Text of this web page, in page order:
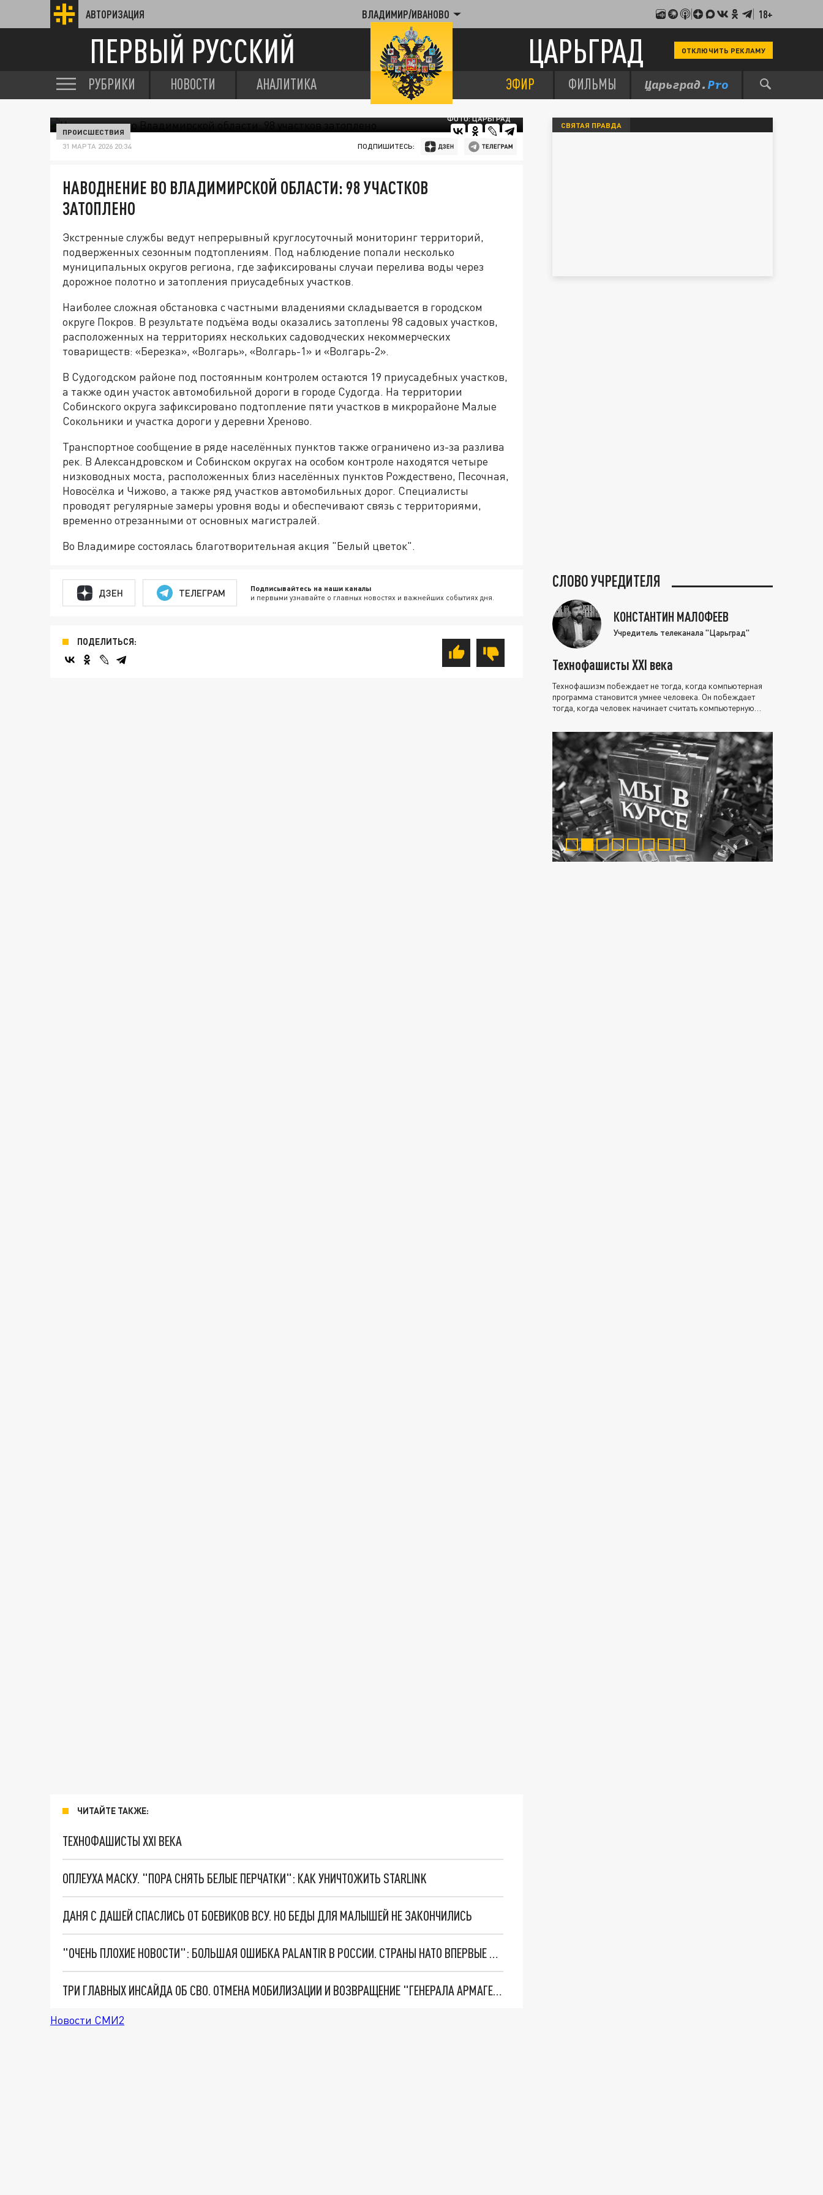
АВТОРИЗАЦИЯ ВЛАДИМИР/ИВАНОВО 18+
ПЕРВЫЙ РУССКИЙ ЦАРЬГРАД ОТКЛЮЧИТЬ РЕКЛАМУ
РУБРИКИ НОВОСТИ АНАЛИТИКА ЭФИР ФИЛЬМЫ
ФОТО: ЦАРЬГРАД
ПРОИСШЕСТВИЯ
31 МАРТА 2026 20:34 ПОДПИШИТЕСЬ:
НАВОДНЕНИЕ ВО ВЛАДИМИРСКОЙ ОБЛАСТИ: 98 УЧАСТКОВ
ЗАТОПЛЕНО
Экстренные службы ведут непрерывный круглосуточный мониторинг территорий,
подверженных сезонным подтоплениям. Под наблюдение попали несколько
муниципальных округов региона, где зафиксированы случаи перелива воды через
дорожное полотно и затопления приусадебных участков.
Наиболее сложная обстановка с частными владениями складывается в городском
округе Покров. В результате подъёма воды оказались затоплены 98 садовых участков,
расположенных на территориях нескольких садоводческих некоммерческих
товариществ: «Березка», «Волгарь», «Волгарь-1» и «Волгарь-2».
В Судогодском районе под постоянным контролем остаются 19 приусадебных участков,
а также один участок автомобильной дороги в городе Судогда. На территории
Собинского округа зафиксировано подтопление пяти участков в микрорайоне Малые
Сокольники и участка дороги у деревни Хреново.
Транспортное сообщение в ряде населённых пунктов также ограничено из-за разлива
рек. В Александровском и Собинском округах на особом контроле находятся четыре
низководных моста, расположенных близ населённых пунктов Рождествено, Песочная,
Новосёлка и Чижово, а также ряд участков автомобильных дорог. Специалисты
проводят регулярные замеры уровня воды и обеспечивают связь с территориями,
временно отрезанными от основных магистралей.
Во Владимире состоялась благотворительная акция "Белый цветок".
ДЗЕН ТЕЛЕГРАМ Подписывайтесь на наши каналы
и первыми узнавайте о главных новостях и важнейших событиях дня.
ПОДЕЛИТЬСЯ:
ЧИТАЙТЕ ТАКЖЕ:
ТЕХНОФАШИСТЫ XXI ВЕКА
ОПЛЕУХА МАСКУ. "ПОРА СНЯТЬ БЕЛЫЕ ПЕРЧАТКИ": КАК УНИЧТОЖИТЬ STARLINK
ДАНЯ С ДАШЕЙ СПАСЛИСЬ ОТ БОЕВИКОВ ВСУ. НО БЕДЫ ДЛЯ МАЛЫШЕЙ НЕ ЗАКОНЧИЛИСЬ
"ОЧЕНЬ ПЛОХИЕ НОВОСТИ": БОЛЬШАЯ ОШИБКА PALANTIR В РОССИИ. СТРАНЫ НАТО ВПЕРВЫЕ ЗА СВО ОСТАНОВИЛИ ПОСТАВКИ ОРУЖИЯ. ВСУ ТЕРЯЮТ ПРИГРАНИЧЬЕ?
ТРИ ГЛАВНЫХ ИНСАЙДА ОБ СВО. ОТМЕНА МОБИЛИЗАЦИИ И ВОЗВРАЩЕНИЕ "ГЕНЕРАЛА АРМАГЕДДОНА"? ОТЛИЧНЫЕ НОВОСТИ, КОТОРЫЕ ЖДАЛИ ВСЕ
Новости СМИ2
СВЯТАЯ ПРАВДА
СЛОВО УЧРЕДИТЕЛЯ
КОНСТАНТИН МАЛОФЕЕВ
Учредитель телеканала "Царьград"
Технофашисты XXI века
Технофашизм побеждает не тогда, когда компьютерная
программа становится умнее человека. Он побеждает
тогда, когда человек начинает считать компьютерную